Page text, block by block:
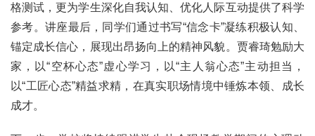
格测试 ，更为学生深化自我认知、优化人际互动提供了科学
参考。讲座最后，同学们通过书写“信念卡”凝练积极认知、
锚定成长信心，展现出昂扬向上的精神风貌。贾睿琦勉励大
家，以“空杯心态”虚心学习，以“主人翁心态”主动担当，
以“工匠心态”精益求精，在真实职场情境中锤炼本领、成长
成才。